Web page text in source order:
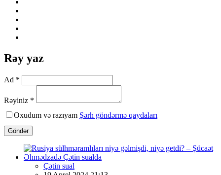
Rəy yaz
Ad *
Rəyiniz *
Oxudum və razıyam Şərh göndərmə qaydaları
Göndər
Çətin sual